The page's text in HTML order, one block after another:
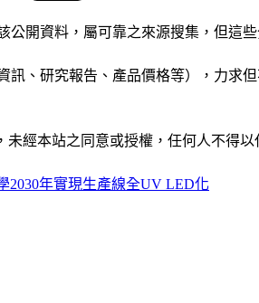
公開資料，屬可靠之來源搜集，但
、研究報告、產品價格等），力求
未經本站之同意或授權，任何人不
2030年實現生產線全UV LED化